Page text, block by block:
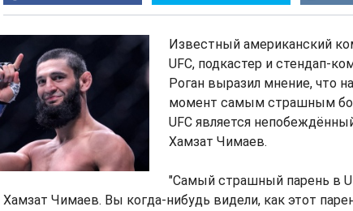
Известный американский
UFC, подкастер и стендап-
Роган выразил мнение, что
момент самым страшным
UFC является
Хамзат Чимаев.
"Самый страшный парень в
Хамзат Чимаев. Вы когда-нибудь видели, как этот